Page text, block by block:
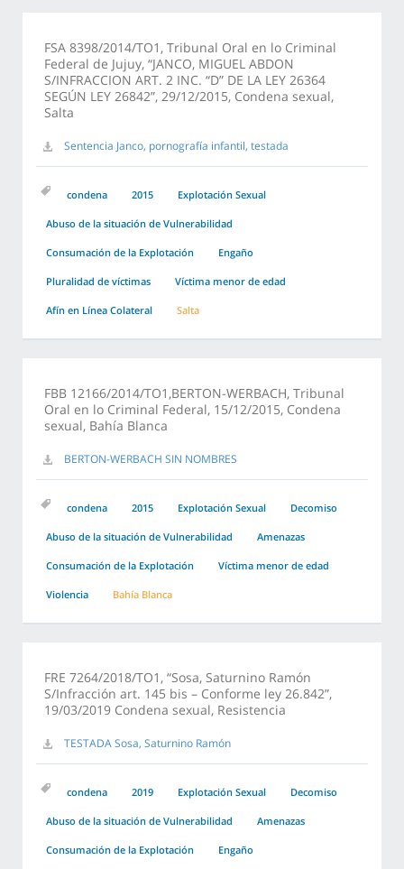
FSA 8398/2014/TO1, Tribunal Oral en lo Criminal
Federal de Jujuy, “JANCO, MIGUEL ABDON
S/INFRACCION ART. 2 INC. “D” DE LA LEY 26364
SEGÚN LEY 26842”, 29/12/2015, Condena sexual,
Salta
Sentencia Janco, pornografía infantil, testada
condena 2015 Explotación Sexual
Abuso de la situación de Vulnerabilidad
Consumación de la Explotación Engaño
Pluralidad de víctimas Víctima menor de edad
Afín en Línea Colateral Salta
FBB 12166/2014/TO1,BERTON-WERBACH, Tribunal
Oral en lo Criminal Federal, 15/12/2015, Condena
sexual, Bahía Blanca
BERTON-WERBACH SIN NOMBRES
condena 2015 Explotación Sexual Decomiso
Abuso de la situación de Vulnerabilidad Amenazas
Consumación de la Explotación Víctima menor de edad
Violencia Bahía Blanca
FRE 7264/2018/TO1, “Sosa, Saturnino Ramón
S/Infracción art. 145 bis – Conforme ley 26.842”,
19/03/2019 Condena sexual, Resistencia
TESTADA Sosa, Saturnino Ramón
condena 2019 Explotación Sexual Decomiso
Abuso de la situación de Vulnerabilidad Amenazas
Consumación de la Explotación Engaño